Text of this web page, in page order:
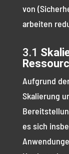
von
arbeiten
3.1
Aufgrund
Skalierung
es sich